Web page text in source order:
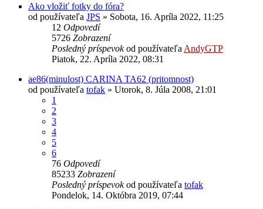
Ako vložiť fotky do fóra?
od používateľa JPS » Sobota, 16. Apríla 2022, 11:25
12 Odpovedí
5726 Zobrazení
Posledný príspevokod používateľa AndyGTP
Piatok, 22. Apríla 2022, 08:31
ae86(minulost) CARINA TA62 (pritomnost)
od používateľa tofak » Utorok, 8. Júla 2008, 21:01
1
2
3
4
5
6
76 Odpovedí
85233 Zobrazení
Posledný príspevokod používateľa tofak
Pondelok, 14. Októbra 2019, 07:44